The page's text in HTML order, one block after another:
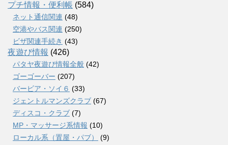
プチ情報・便利帳 (584)
ネット通信関連 (48)
空港やバス関連 (250)
ビザ関連手続き (43)
夜遊び情報 (426)
パタヤ夜遊び情報全般 (42)
ゴーゴーバー (207)
バービア・ソイ６ (33)
ジェントルマンズクラブ (67)
ディスコ・クラブ (7)
MP・マッサージ系情報 (10)
ローカル系（置屋・パブ）
(9)